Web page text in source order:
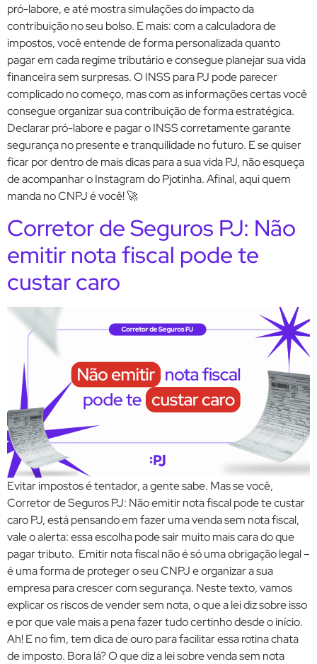
pró-labore, e até mostra simulações do impacto da
contribuição no seu bolso. E mais: com a calculadora de
impostos, você entende de forma personalizada quanto
pagar em cada regime tributário e consegue planejar sua vida
financeira sem surpresas. O INSS para PJ pode parecer
complicado no começo, mas com as informações certas você
consegue organizar sua contribuição de forma estratégica.
Declarar pró-labore e pagar o INSS corretamente garante
segurança no presente e tranquilidade no futuro. E se quiser
ficar por dentro de mais dicas para a sua vida PJ, não esqueça
de acompanhar o Instagram do Pjotinha. Afinal, aqui quem
manda no CNPJ é você! 🚀
Corretor de Seguros PJ: Não
emitir nota fiscal pode te
custar caro
Evitar impostos é tentador, a gente sabe. Mas se você,
Corretor de Seguros PJ: Não emitir nota fiscal pode te custar
caro PJ, está pensando em fazer uma venda sem nota fiscal,
vale o alerta: essa escolha pode sair muito mais cara do que
pagar tributo. Emitir nota fiscal não é só uma obrigação legal –
é uma forma de proteger o seu CNPJ e organizar a sua
empresa para crescer com segurança. Neste texto, vamos
explicar os riscos de vender sem nota, o que a lei diz sobre isso
e por que vale mais a pena fazer tudo certinho desde o início.
Ah! E no fim, tem dica de ouro para facilitar essa rotina chata
de imposto. Bora lá? O que diz a lei sobre venda sem nota